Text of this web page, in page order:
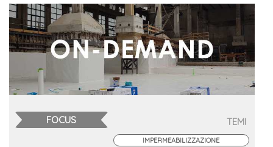
FOCUS TEMI
IMPERMEABILIZZAZIONE